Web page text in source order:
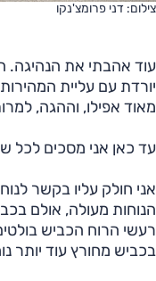
צילום: דני פרומצ'נקו
עוד אהבתי את הנהיגה.
יורדת עם עליית
מאוד אפילו, וההגה,
עד כאן אני מסכים לכל
אני חולק עליו בקשר
הנוחות מעולה, אולם
רעשי הרוח הכביש
בכביש מחורץ עוד יותר